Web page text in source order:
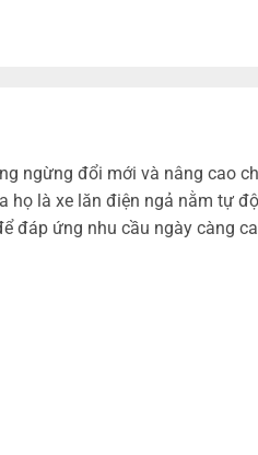
ngừng đổi mới và nâng cao
là xe lăn điện ngả nằm tự
đáp ứng nhu cầu ngày càng